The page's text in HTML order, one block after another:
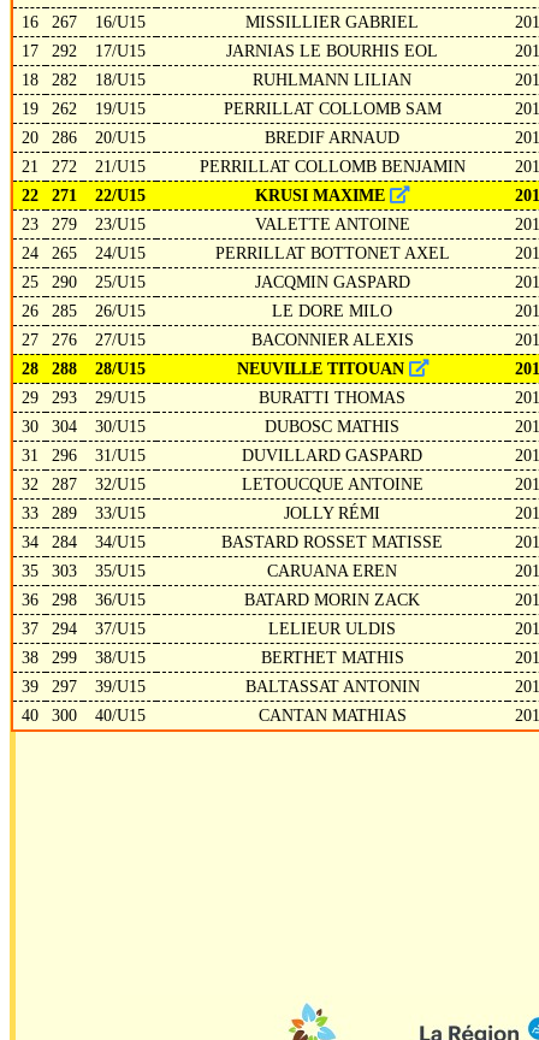
16
267 16/U15 MISSILLIER GABRIEL
17
292 17/U15 JARNIAS LE BOURHIS EOL
18
282 18/U15 RUHLMANN LILIAN
19
262 19/U15 PERRILLAT COLLOMB SAM
20
286 20/U15 BREDIF ARNAUD
21
272 21/U15 PERRILLAT COLLOMB BENJAMIN
22
271 22/U15 KRUSI MAXIME
23
279 23/U15 VALETTE ANTOINE
24
265 24/U15 PERRILLAT BOTTONET AXEL
25
290 25/U15 JACQMIN GASPARD
26
285 26/U15 LE DORE MILO
27
276 27/U15 BACONNIER ALEXIS
28
288 28/U15 NEUVILLE TITOUAN
29
293 29/U15 BURATTI THOMAS
30
304 30/U15 DUBOSC MATHIS
31
296 31/U15 DUVILLARD GASPARD
32
287 32/U15 LETOUCQUE ANTOINE
33
289 33/U15 JOLLY RÉMI
34
284 34/U15 BASTARD ROSSET MATISSE
35
303 35/U15 CARUANA EREN
36
298 36/U15 BATARD MORIN ZACK
37
294 37/U15 LELIEUR ULDIS
38
299 38/U15 BERTHET MATHIS
39
297 39/U15 BALTASSAT ANTONIN
40
300 40/U15 CANTAN MATHIAS